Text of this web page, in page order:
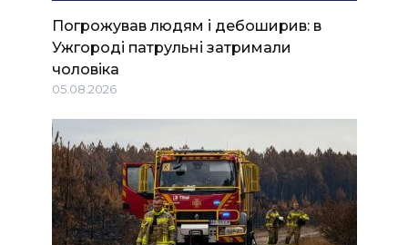
Погрожував людям і дебоширив: в
Ужгороді патрульні затримали
чоловіка
05.08.2026